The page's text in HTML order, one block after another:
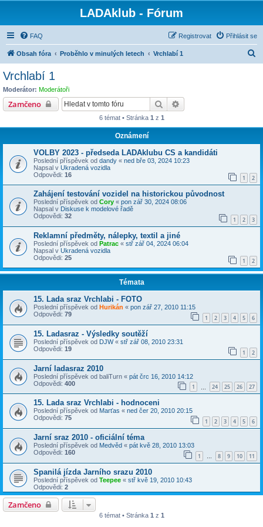
LADAklub - Fórum
FAQ Přihlásit se
Registrovat
Obsah fóra Proběhlo v minulých letech Vrchlabí 1
Vrchlabí 1
Moderátor: Moderátoři
Zamčeno Hledat
6 témat • Stránka 1 z 1
Oznámení
VOLBY 2023 - předseda LADAklubu CS a kandidáti
Poslední příspěvek od dandy « ned bře 03, 2024 10:23
Napsal v Ukradená vozidla
Odpovědi: 16 1 2
Zahájení testování vozidel na historickou původnost
Poslední příspěvek od Cory « pon zář 30, 2024 08:06
Napsal v Diskuse k modelové řadě
Odpovědi: 32 1 2 3
Reklamní předměty, nálepky, textil a jiné
Poslední příspěvek od Patrac « stř zář 04, 2024 06:04
Napsal v Ukradená vozidla
Odpovědi: 25 1 2
Témata
15. Lada sraz Vrchlabi - FOTO
Poslední příspěvek od Hurikán « pon zář 27, 2010 11:15
Odpovědi: 79 1 2 3 4 5 6
15. Ladasraz - Výsledky soutěží
Poslední příspěvek od DJW« stř zář 08, 2010 23:31
Odpovědi: 19 1 2
Jarní ladasraz 2010
Poslední příspěvek od baliTurn « pát črc 16, 2010 14:12
Odpovědi: 400 1 24 25 26 27
15. Lada sraz Vrchlabi - hodnoceni
Poslední příspěvek od Marťas « ned čer 20, 2010 20:15
Odpovědi: 75 1 2 3 4 5 6
Jarní sraz 2010 - oficiální téma
Poslední příspěvek od Medvěd « pát kvě 28, 2010 13:03
Odpovědi: 160 1 … 8 9 10 11
Spanilá jízda Jarního srazu 2010
Poslední příspěvek od Teepee « stř kvě 19, 2010 10:43
Odpovědi: 2
Zamčeno
6 témat • Stránka 1 z 1